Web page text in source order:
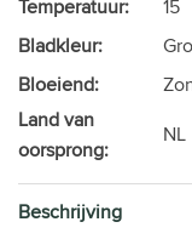
Temperatuur:
15
Bladkleur:
Bloeiend:
Land van
oorsprong:
NL
Beschrijving